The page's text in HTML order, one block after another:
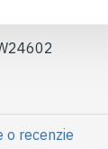
o recenzie